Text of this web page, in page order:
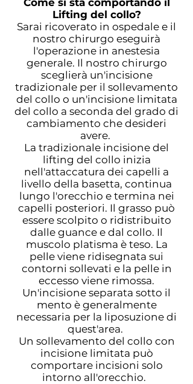
Come si sta comportando il
Lifting del collo?
Sarai ricoverato in ospedale e il
nostro chirurgo eseguirà
l'operazione in anestesia
generale. Il nostro chirurgo
sceglierà un'incisione
tradizionale per il sollevamento
del collo o un'incisione limitata
del collo a seconda del grado di
cambiamento che desideri
avere.
La tradizionale incisione del
lifting del collo inizia
nell'attaccatura dei capelli a
livello della basetta, continua
lungo l'orecchio e termina nei
capelli posteriori. Il grasso può
essere scolpito o ridistribuito
dalle guance e dal collo. Il
muscolo platisma è teso. La
pelle viene ridisegnata sui
contorni sollevati e la pelle in
eccesso viene rimossa.
Un'incisione separata sotto il
mento è generalmente
necessaria per la liposuzione di
quest'area.
Un sollevamento del collo con
incisione limitata può
comportare incisioni solo
intorno all'orecchio.